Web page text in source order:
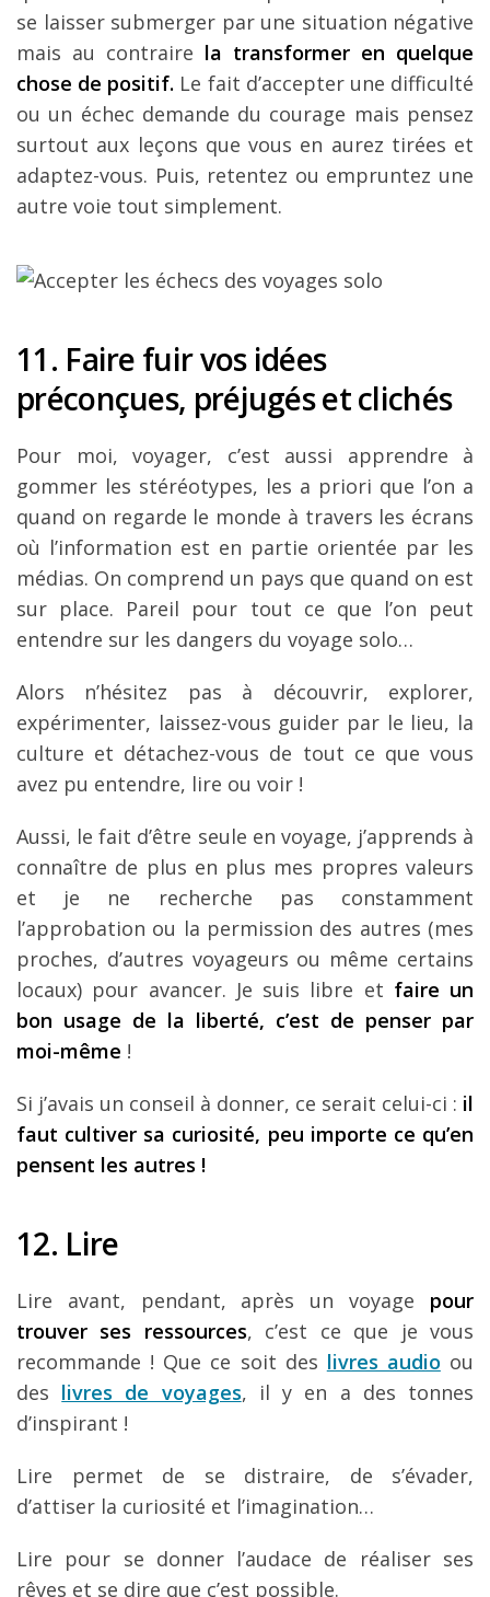
se laisser submerger par une situation négative
mais au contraire la transformer en quelque
chose de positif. Le fait d’accepter une difficulté
ou un échec demande du courage mais pensez
surtout aux leçons que vous en aurez tirées et
adaptez-vous. Puis, retentez ou empruntez une
autre voie tout simplement.
11. Faire fuir vos idées
préconçues, préjugés et clichés
Pour moi, voyager, c’est aussi apprendre à
gommer les stéréotypes, les a priori que l’on a
quand on regarde le monde à travers les écrans
où l’information est en partie orientée par les
médias. On comprend un pays que quand on est
sur place. Pareil pour tout ce que l’on peut
entendre sur les dangers du voyage solo…
Alors n’hésitez pas à découvrir, explorer,
expérimenter, laissez-vous guider par le lieu, la
culture et détachez-vous de tout ce que vous
avez pu entendre, lire ou voir !
Aussi, le fait d’être seule en voyage, j’apprends à
connaître de plus en plus mes propres valeurs
et je ne recherche pas constamment
l’approbation ou la permission des autres (mes
proches, d’autres voyageurs ou même certains
locaux) pour avancer. Je suis libre et faire un
bon usage de la liberté, c’est de penser par
moi-même !
Si j’avais un conseil à donner, ce serait celui-ci : il
faut cultiver sa curiosité, peu importe ce qu’en
pensent les autres !
12. Lire
Lire avant, pendant, après un voyage pour
trouver ses ressources, c’est ce que je vous
recommande ! Que ce soit des livres audio ou
des livres de voyages, il y en a des tonnes
d’inspirant !
Lire permet de se distraire, de s’évader,
d’attiser la curiosité et l’imagination…
Lire pour se donner l’audace de réaliser ses
rêves et se dire que c’est possible.